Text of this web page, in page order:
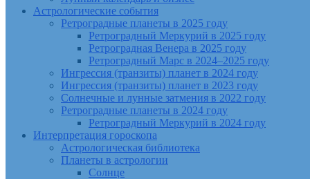
Астрологические события
Ретроградные планеты в 2025 году
Ретроградный Меркурий в 2025 году
Ретроградная Венера в 2025 году
Ретроградный Марс в 2024–2025 году
Ингрессия (транзиты) планет в 2024 году
Ингрессия (транзиты) планет в 2023 году
Солнечные и лунные затмения в 2022 году
Ретроградные планеты в 2024 году
Ретроградный Меркурий в 2024 году
Интерпретация гороскопа
Астрологическая библиотека
Планеты в астрологии
Солнце